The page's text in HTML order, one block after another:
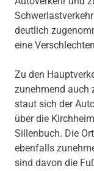
deutlich
eine
Zu den
zunehmend auch
staut sich der
über die
Sillenbuch. Die
ebenfalls
sind davon die